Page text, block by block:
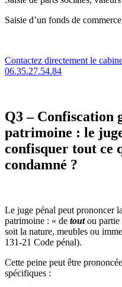
Saisie d’un fonds de
Contactez directement le
06.35.27.54.84
Q3 – Confiscation
patrimoine : le
confisquer tout ce
condamné ?
Le juge pénal peut prononcer
patrimoine : « de toutou partie
soit la nature, meubles ou
131-21 Code pénal).
Cette peine peut être
spécifiques :